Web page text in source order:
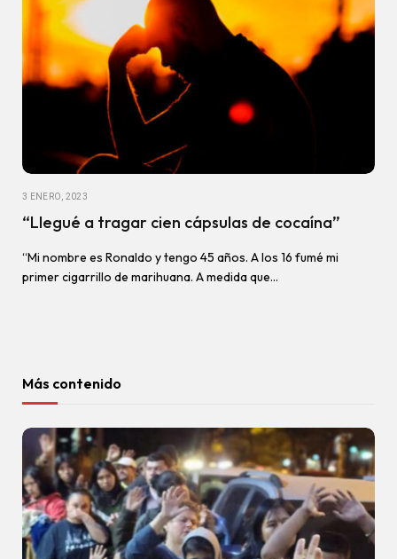
3 ENERO, 2023
“Llegué a tragar cien cápsulas de cocaína”
“Mi nombre es Ronaldo y tengo 45 años. A los 16 fumé mi
primer cigarrillo de marihuana. A medida que…
Más contenido